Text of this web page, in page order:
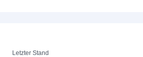
Letzter Stand